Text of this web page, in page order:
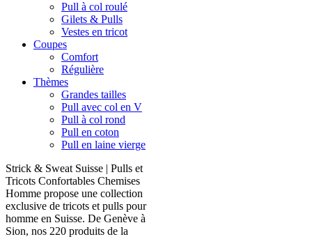
Pull à col roulé
Gilets & Pulls
Vestes en tricot
Coupes
Comfort
Régulière
Thèmes
Grandes tailles
Pull avec col en V
Pull à col rond
Pull en coton
Pull en laine vierge
Strick & Sweat Suisse | Pulls et
Tricots Confortables Chemises
Homme propose une collection
exclusive de tricots et pulls pour
homme en Suisse. De Genève à
Sion, nos 220 produits de la